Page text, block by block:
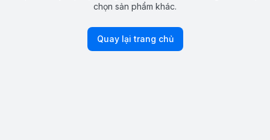
chọn sản phẩm khác.
Quay lại trang chủ